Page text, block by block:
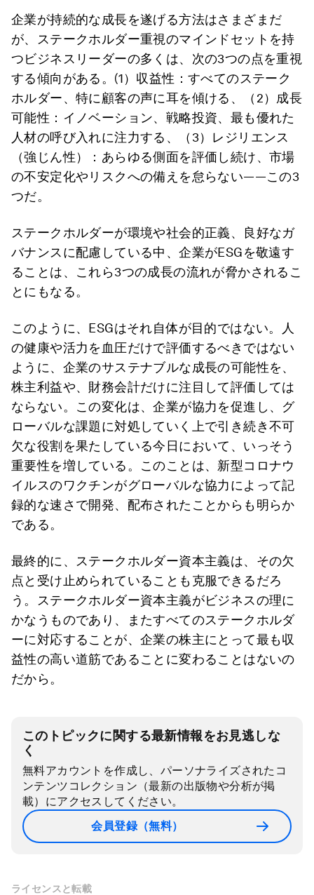
企業が持続的な成長を遂げる方法はさまざまだ
が、ステークホルダー重視のマインドセットを持
つビジネスリーダーの多くは、次の3つの点を重視
する傾向がある。(1）収益性：すべてのステーク
ホルダー、特に顧客の声に耳を傾ける、（2）成長
可能性：イノベーション、戦略投資、最も優れた
人材の呼び入れに注力する、（3）レジリエンス
（強じん性）：あらゆる側面を評価し続け、市場
の不安定化やリスクへの備えを怠らない――この3
つだ。
ステークホルダーが環境や社会的正義、良好なガ
バナンスに配慮している中、企業がESGを敬遠す
ることは、これら3つの成長の流れが脅かされるこ
とにもなる。
このように、ESGはそれ自体が目的ではない。人
の健康や活力を血圧だけで評価するべきではない
ように、企業のサステナブルな成長の可能性を、
株主利益や、財務会計だけに注目して評価しては
ならない。この変化は、企業が協力を促進し、グ
ローバルな課題に対処していく上で引き続き不可
欠な役割を果たしている今日において、いっそう
重要性を増している。このことは、新型コロナウ
イルスのワクチンがグローバルな協力によって記
録的な速さで開発、配布されたことからも明らか
である。
最終的に、ステークホルダー資本主義は、その欠
点と受け止められていることも克服できるだろ
う。ステークホルダー資本主義がビジネスの理に
かなうものであり、またすべてのステークホルダ
ーに対応することが、企業の株主にとって最も収
益性の高い道筋であることに変わることはないの
だから。
このトピックに関する最新情報をお見逃しな
く
無料アカウントを作成し、パーソナライズされたコ
ンテンツコレクション（最新の出版物や分析が掲
載）にアクセスしてください。
会員登録（無料）
ライセンスと転載